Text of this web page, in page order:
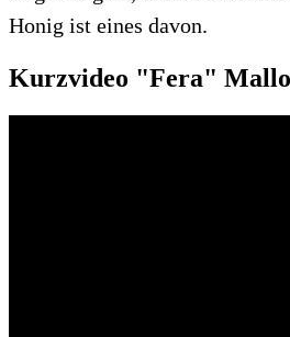
Honig ist eines davon.
Kurzvideo "Fera"